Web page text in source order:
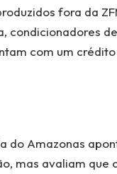
fora da
condicionadores
com um
do Amazonas
mas avaliam